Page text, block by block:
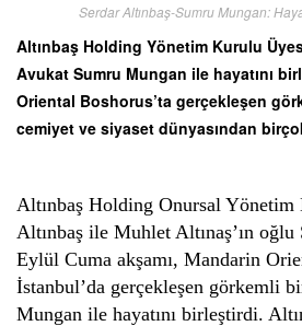
Serdar Altınbaş-Sumru Mungan:
Altınbaş Holding Yönetim Kurulu
Avukat Sumru Mungan ile hayatını
Oriental Boshorus’ta gerçekleşen
cemiyet ve siyaset dünyasından
Altınbaş Holding Onursal Yönetim
Altınbaş ile Muhlet Altınaş’ın oğlu
Eylül Cuma akşamı, Mandarin
İstanbul’da gerçekleşen görkemli
Mungan ile hayatını birleştirdi.